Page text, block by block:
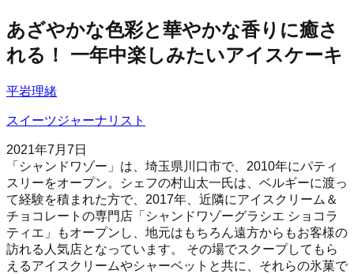
あざやかな色彩と華やかな香りに癒さ
れる！ 一年中楽しみたいアイスケーキ
平岩理緒
スイーツジャーナリスト
2021年7月7日
「シャンドワゾー」は、埼玉県川口市で、2010年にパティ
スリーをオープン。シェフの村山太一氏は、ベルギーに渡っ
て経験を積まれた方で、2017年、近隣にアイスクリーム＆
チョコレートの専門店「シャンドワゾーグラシエ ショコラ
ティエ」もオープンし、地元はもちろん遠方からもお客様の
訪れる人気店となっています。 その場でスクープしてもら
えるアイスクリームやシャーベットと共に、それらの氷菓で